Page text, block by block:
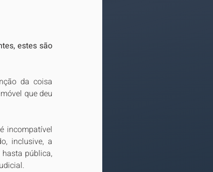
estes são
da coisa
que deu
incompatível
inclusive, a
pública,